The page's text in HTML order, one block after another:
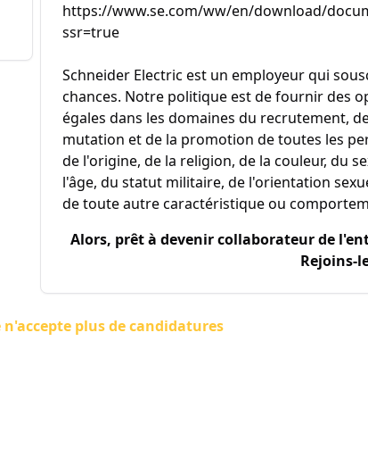
https://www.se.com/ww/en/download/
ssr=true
Schneider Electric est un employeur qui
chances. Notre politique est de fournir des
égales dans les domaines du recrutement,
mutation et de la promotion de toutes les
de l'origine, de la religion, de la couleur, du
l'âge, du statut militaire, de l'orientation
de toute autre caractéristique ou
Alors, prêt à devenir collaborateur de
Rejoins-
n'accepte plus de candidatures